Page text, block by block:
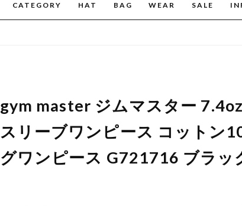
CATEGORY HAT BAG WEAR SALE
gym master ジムマスター
スリーブワンピース コットン
グワンピース G721716 ブラッ